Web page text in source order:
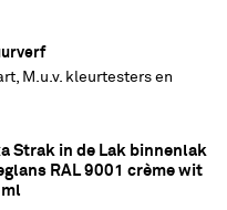
M.u.v. kleurtesters en
Strak in de Lak binnenlak
RAL 9001 crème wit